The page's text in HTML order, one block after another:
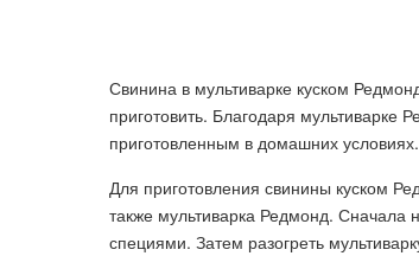
Свинина в мультиварке куском
приготовить. Благодаря
приготовленным в домашних условиях.
Для приготовления свинины куском
также мультиварка Редмонд. Сначала
специями. Затем разогреть